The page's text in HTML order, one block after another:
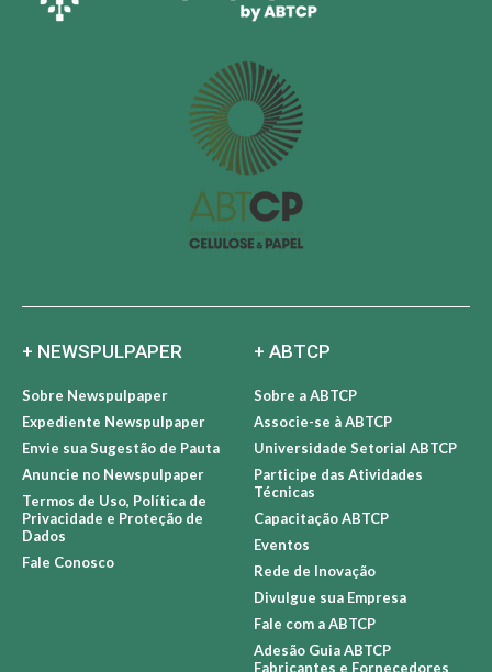
+ NEWSPULPAPER
Sobre Newspulpaper
Expediente Newspulpaper
Envie sua Sugestão de Pauta
Anuncie no Newspulpaper
Termos de Uso, Política de
Privacidade e Proteção de
Dados
Fale Conosco
+ ABTCP
Sobre a ABTCP
Associe-se à ABTCP
Universidade Setorial ABTCP
Participe das Atividades
Técnicas
Capacitação ABTCP
Eventos
Rede de Inovação
Divulgue sua Empresa
Fale com a ABTCP
Adesão Guia ABTCP
Fabricantes e Fornecedores